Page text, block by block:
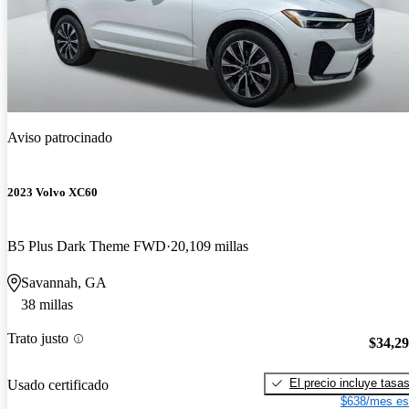
Aviso patrocinado
2023 Volvo XC60
B5 Plus Dark Theme FWD 20,109 millas
Savannah, GA
38 millas
Trato justo
Usado certificado
El precio incluye tasas
$638/mes